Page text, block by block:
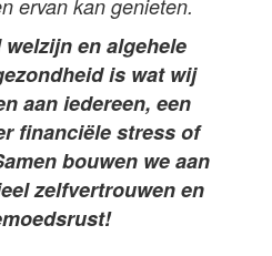
ervan kan genieten.
en algehele
is wat wij
aan iedereen, een
financiële stress of
amen bouwen we aan
zelfvertrouwen en
!